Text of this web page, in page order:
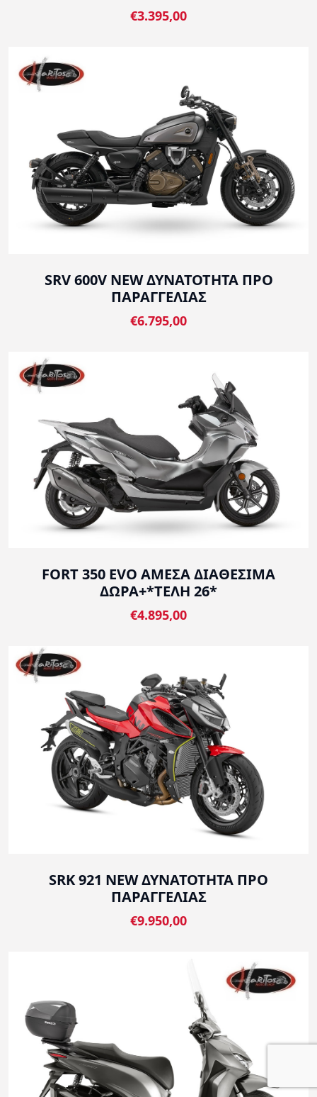
€3.395,00
SRV 600V NEW ΔΥΝΑΤΟΤΗΤΑ ΠΡΟ
ΠΑΡΑΓΓΕΛΙΑΣ
€6.795,00
FORT 350 EVO ΑΜΕΣΑ ΔΙΑΘΕΣΙΜΑ
ΔΩΡΑ+*ΤΕΛΗ 26*
€4.895,00
SRK 921 NEW ΔΥΝΑΤΟΤΗΤΑ ΠΡΟ
ΠΑΡΑΓΓΕΛΙΑΣ
€9.950,00